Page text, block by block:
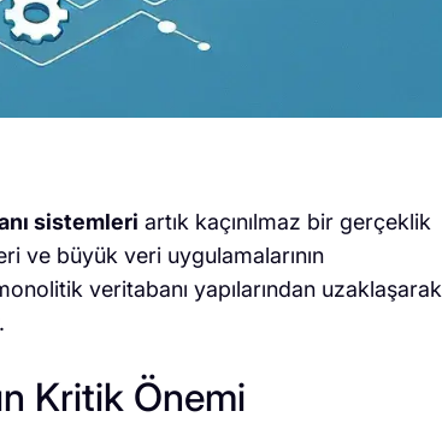
sistemleri artık kaçınılmaz bir gerçeklik
ve büyük veri uygulamalarının
veritabanı yapılarından uzaklaşarak
Kritik Önemi